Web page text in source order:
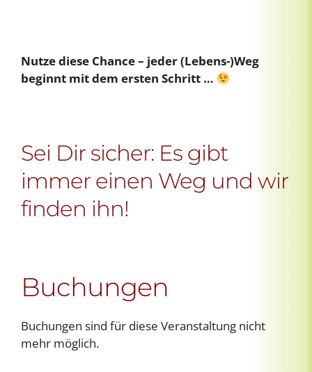
Nutze diese Chance – jeder (Lebens-)Weg
beginnt mit dem ersten Schritt …
Sei Dir sicher: Es gibt
immer einen Weg und wir
finden ihn!
Buchungen
Buchungen sind für diese Veranstaltung nicht
mehr möglich.